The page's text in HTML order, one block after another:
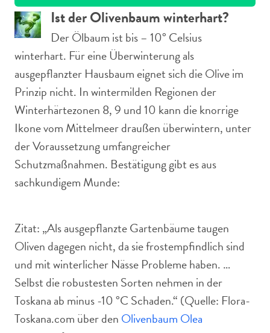
Ist der Olivenbaum winterhart?
Der Ölbaum ist bis – 10° Celsius
winterhart. Für eine Überwinterung als
ausgepflanzter Hausbaum eignet sich die Olive im
Prinzip nicht. In wintermilden Regionen der
Winterhärtezonen 8, 9 und 10 kann die knorrige
Ikone vom Mittelmeer draußen überwintern, unter
der Voraussetzung umfangreicher
Schutzmaßnahmen. Bestätigung gibt es aus
sachkundigem Munde:
Zitat: „Als ausgepflanzte Gartenbäume taugen
Oliven dagegen nicht, da sie frostempfindlich sind
und mit winterlicher Nässe Probleme haben. …
Selbst die robustesten Sorten nehmen in der
Toskana ab minus -10 °C Schaden.“ (Quelle: Flora-
Toskana.com über den Olivenbaum Olea